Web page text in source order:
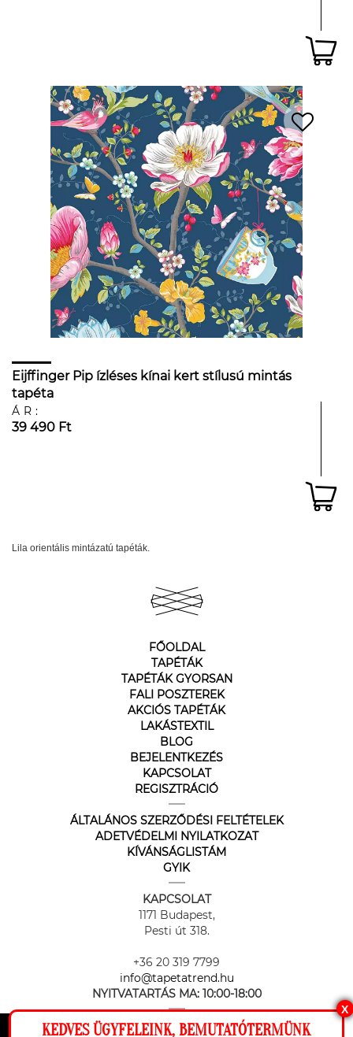
Eijffinger Pip ízléses kínai kert stílusú mintás
tapéta
ÁR:
39 490 Ft
Lila orientális mintázatú tapéták.
FŐOLDAL
TAPÉTÁK
TAPÉTÁK GYORSAN
FALI POSZTEREK
AKCIÓS TAPÉTÁK
LAKÁSTEXTIL
BLOG
BEJELENTKEZÉS
KAPCSOLAT
REGISZTRÁCIÓ
ÁLTALÁNOS SZERZŐDÉSI FELTÉTELEK
ADETVÉDELMI NYILATKOZAT
KÍVÁNSÁGLISTÁM
GYIK
KAPCSOLAT
1171 Budapest,
Pesti út 318.
+36 20 319 7799
info@tapetatrend.hu
NYITVATARTÁS MA: 10:00-18:00
X
KEDVES ÜGYFELEINK, BEMUTATÓTERMÜNK